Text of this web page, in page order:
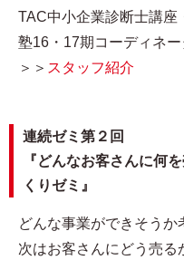
TAC中小企業診断士講座
塾16・17期コーディネー
＞＞ スタッフ紹介
連続ゼミ第２回
『どんなお客さんに何
くりゼミ』
どんな事業ができそうか
次はお客さんにどう売る